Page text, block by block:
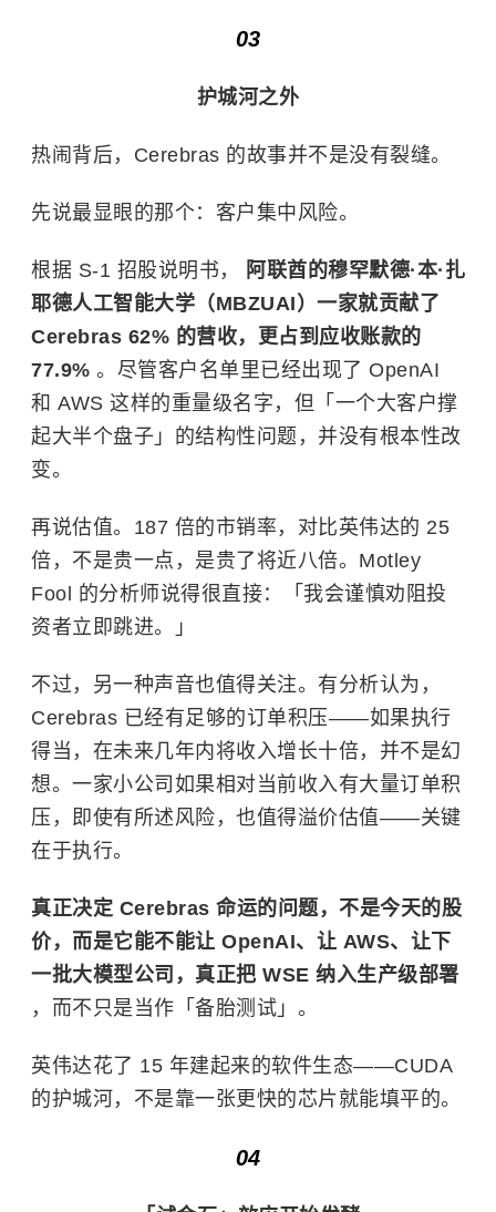
03
护城河之外
热闹背后，Cerebras 的故事并不是没有裂缝。
先说最显眼的那个：客户集中风险。
根据 S-1 招股说明书，
阿联酋的穆罕默德·本·扎
耶德人工智能大学（MBZUAI）一家就贡献了
Cerebras 62% 的营收，更占到应收账款的
77.9% 。尽管客户名单里已经出现了 OpenAI
和 AWS 这样的重量级名字，但「一个大客户撑
起大半个盘子」的结构性问题，并没有根本性改
变。
再说估值。187 倍的市销率，对比英伟达的 25
倍，不是贵一点，是贵了将近八倍。Motley
Fool 的分析师说得很直接：「我会谨慎劝阻投
资者立即跳进。」
不过，另一种声音也值得关注。有分析认为，
Cerebras 已经有足够的订单积压——如果执行
得当，在未来几年内将收入增长十倍，并不是幻
想。一家小公司如果相对当前收入有大量订单积
压，即使有所述风险，也值得溢价估值——关键
在于执行。
真正决定 Cerebras 命运的问题，不是今天的股
价，而是它能不能让 OpenAI、让 AWS、让下
一批大模型公司，真正把 WSE 纳入生产级部署
，而不只是当作「备胎测试」。
英伟达花了 15 年建起来的软件生态——CUDA
的护城河，不是靠一张更快的芯片就能填平的。
04